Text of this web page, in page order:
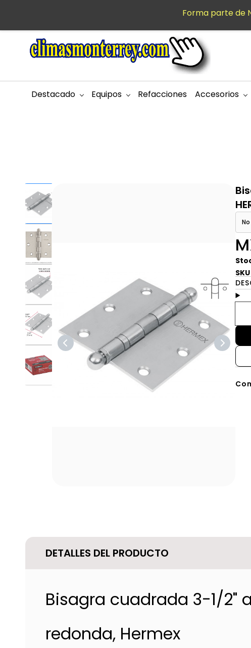
principal
Destacado Equipos Refacciones Accesorios
DETALLES DEL PRODUCTO
Bisagra cuadrada 3-1/2"
redonda, Hermex
Forma parte de